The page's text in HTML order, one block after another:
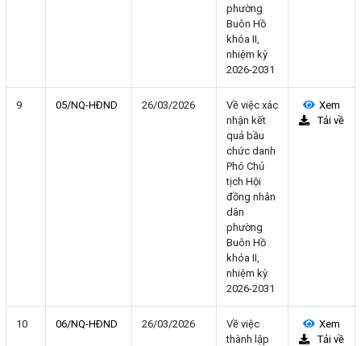
phường
Buôn Hồ
khóa II,
nhiệm kỳ
2026-2031
9 05/NQ-HÐND 26/03/2026
Về việc xác
nhận kết
quả bầu
chức danh
Phó Chủ
tịch Hội
đồng nhân
dân
phường
Buôn Hồ
khóa II,
nhiệm kỳ
2026-2031
Xem
Tải về
10 06/NQ-HÐND 26/03/2026
Về việc
thành lập
Xem
Tải về